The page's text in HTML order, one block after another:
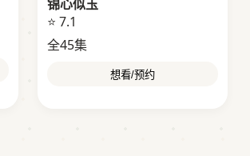
锦心似玉
⭐ 7.1
全45集
想看/预约